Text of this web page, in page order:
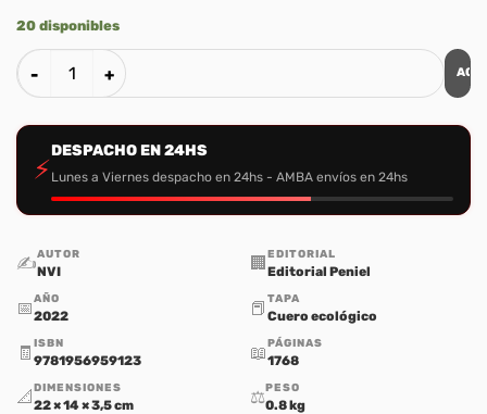
20 disponibles
Santa Biblia NVI Letra Grande, Tamaño Manual Con Cierre
⚡
DESPACHO EN 24HS
Lunes a Viernes despacho en 24hs - AMBA envíos en 24hs
✍️AUTOR
NVI 🏢 EDITORIAL
Editorial Peniel
📅AÑO
2022 📕 TAPA
Cuero ecológico
🧾 ISBN
9781956959123 📖PÁGINAS
1768
📐 DIMENSIONES
22 × 14 × 3,5 cm ⚖️PESO
0.8 kg